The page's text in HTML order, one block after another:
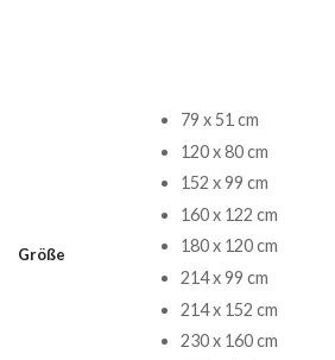
Größe
79 x 51 cm
120 x 80 cm
152 x 99 cm
160 x 122 cm
180 x 120 cm
214 x 99 cm
214 x 152 cm
230 x 160 cm